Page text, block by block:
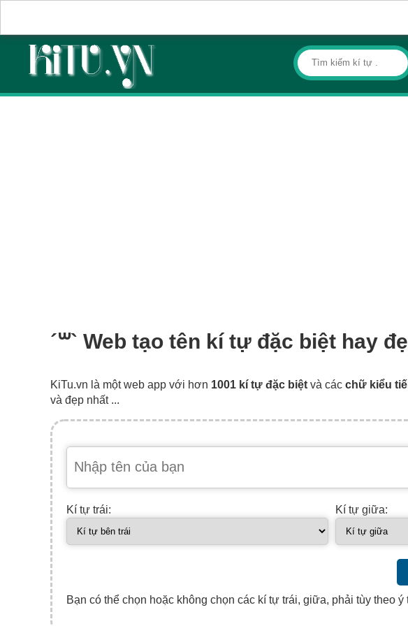
´꒳` Web tạo tên kí tự đặc biệt hay
KiTu.vn là một web app với hơn 1001 kí tự đặc biệt và các chữ kiểu
và đẹp nhất ...
Kí tự trái: Kí tự giữa:
Bạn có thể chọn hoặc không chọn các kí tự trái, giữa, phải tùy theo ý